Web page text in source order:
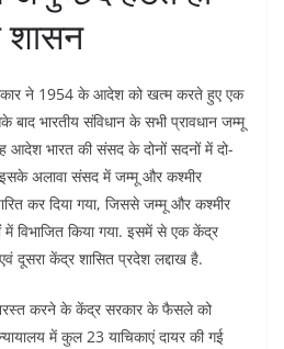
शासन
ने 1954 के आदेश को खत्म करते हुए एक
बाद भारतीय संविधान के सभी प्रावधान जम्मू
आदेश भारत की संसद के दोनों सदनों में दो-
अलावा संसद में जम्मू और कश्मीर
कर दिया गया, जिससे जम्मू और कश्मीर
में विभाजित किया गया. इसमें से एक केंद्र
दूसरा केंद्र शासित प्रदेश लद्दाख है.
करने के केंद्र सरकार के फैसले को
में कुल 23 याचिकाएं दायर की गई